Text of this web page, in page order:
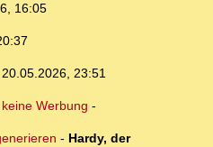
16:05
20.05.2026, 23:51
Werbung -
- Hardy, der